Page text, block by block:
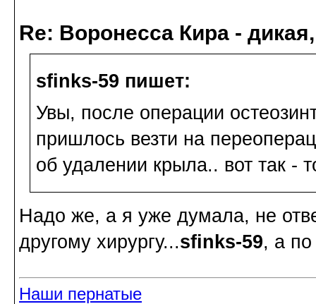
Re: Воронесса Кира -
sfinks-59 пишет:
Увы, после операции
пришлось везти на
об удалении крыла.. вот так -
Надо же, а я уже думала, не
другому хирургу...sfinks-59, а
Наши пернатые